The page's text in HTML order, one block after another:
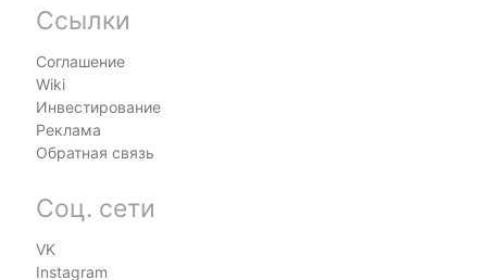
Ссылки
Соглашение
Wiki
Инвестирование
Реклама
Обратная связь
Соц. сети
VK
Instagram